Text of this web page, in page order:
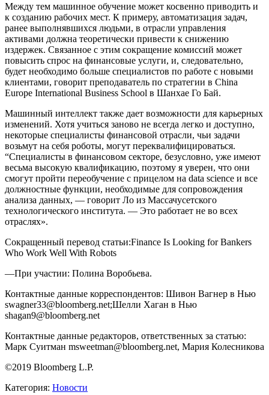
Между тем машинное обучение может косвенно приводить и
к созданию рабочих мест. К примеру, автоматизация задач,
ранее выполнявшихся людьми, в отрасли управления
активами должна теоретически привести к снижению
издержек. Связанное с этим сокращение комиссий может
повысить спрос на финансовые услуги, и, следовательно,
будет необходимо больше специалистов по работе с новыми
клиентами, говорит преподаватель по стратегии в China
Europe International Business School в Шанхае Го Бай.
Машинный интеллект также дает возможности для карьерных
изменений. Хотя учиться заново не всегда легко и доступно,
некоторые специалисты финансовой отрасли, чьи задачи
возьмут на себя роботы, могут переквалифицироваться.
“Специалисты в финансовом секторе, безусловно, уже имеют
весьма высокую квалификацию, поэтому я уверен, что они
смогут пройти переобучение с прицелом на data science и все
должностные функции, необходимые для сопровождения
анализа данных, — говорит Ло из Массачусетского
технологического института. — Это работает не во всех
отраслях».
Сокращенный перевод статьи:Finance Is Looking for Bankers
Who Work Well With Robots
—При участии: Полина Воробьева.
Контактные данные корреспондентов: Шивон Вагнер в Нью
swagner33@bloomberg.net;Шелли Хаган в Нью
shagan9@bloomberg.net
Контактные данные редакторов, ответственных за статью:
Марк Суитман msweetman@bloomberg.net, Мария Колесникова
©2019 Bloomberg L.P.
Категория: Новости